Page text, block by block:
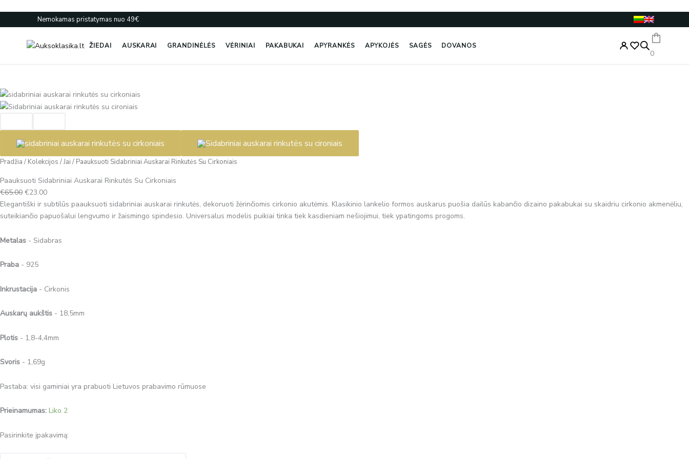
turinio
Nemokamas pristatymas nuo 49€
ŽIEDAI AUSKARAI GRANDINĖLĖS VĖRINIAI PAKABUKAI APYRANKĖS APYKOJĖS SAGĖS DOVANOS
0
Pradžia / Kolekcijos /Jai / Paauksuoti Sidabriniai Auskarai Rinkutės Su Cirkoniais
Paauksuoti Sidabriniai Auskarai Rinkutės Su Cirkoniais
€65.00
Original
price
€65.00.
€23.00
Current
price
€23.00.
Elegantiški ir subtilūs paauksuoti sidabriniai auskarai rinkutės, dekoruoti žėrinčiomis cirkonio akutėmis. Klasikinio lankelio formos auskarus puošia dailūs kabančio dizaino pakabukai su skaidriu cirkonio akmenėliu,
suteikiančio papuošalui lengvumo ir žaismingo spindesio. Universalus modelis puikiai tinka tiek kasdieniam nešiojimui, tiek ypatingoms progoms.
Metalas - Sidabras
Praba - 925
Inkrustacija - Cirkonis
Auskarų aukštis - 18,5mm
Plotis - 1,8-4,4mm
Svoris - 1,69g
Pastaba: visi gaminiai yra prabuoti Lietuvos prabavimo rūmuose
Prieinamumas: Liko 2
Pasirinkite įpakavimą:
produkto
kiekis:
Sidabriniai
Auskarai
Su
Cirkoniais